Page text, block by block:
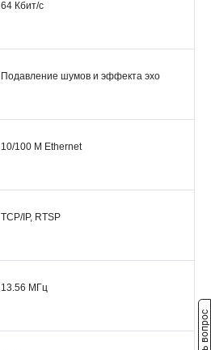
64 Кбит/с
Подавление шумов и эффекта эхо
10/100 M Ethernet
TCP/IP, RTSP
13.56 МГц